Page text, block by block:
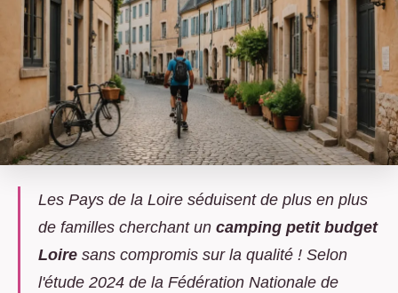
Les Pays de la Loire séduisent de plus en plus
de familles cherchant un camping petit budget
Loire sans compromis sur la qualité ! Selon
l'étude 2024 de la Fédération Nationale de